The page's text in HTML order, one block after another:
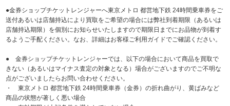
●金券ショップチケットレンジャーへ東京メトロ 都営地下鉄 24時間乗車券をご
送付あるいは店舗持込により買取をご希望の場合には弊社到着期限（あるいは
店舗持込期限）を個別にお知らせいたしますので期限日までにお品物が到着す
るようご手配ください。なお、詳細はお客様ご利用ガイドでご確認ください。
● 金券ショップチケットレンジャーでは、以下の場合において商品を買取で
きない（あるいはマイナス査定の対象となる）場合がございますのでご不明な
点がございましたらお問い合わせください。
・ 東京メトロ 都営地下鉄 24時間乗車券（金券）の折れ曲がり、黄ばみなど
商品の状態が著しく悪い場合